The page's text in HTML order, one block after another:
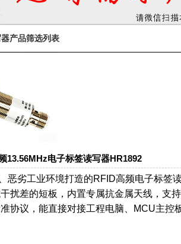
产品筛选列表
13.56MHz电子标签读写器HR1892
恶劣工业环境打造的RFID高频电子标签
扰差的短板，内置专属抗金属天线，支
协议，能直接对接工程电脑、MCU主控